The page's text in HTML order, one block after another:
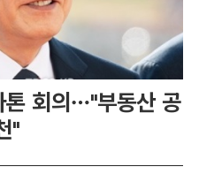
톤 회의…"부동산 공
"